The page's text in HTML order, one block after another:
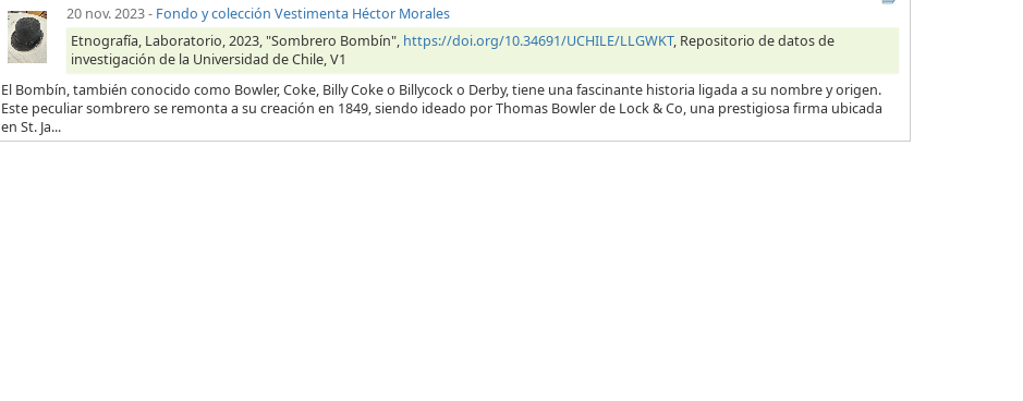
20 nov. 2023- Fondo y colección Vestimenta Héctor Morales
Etnografía, Laboratorio, 2023, "Sombrero Bombín", https://doi.org/10.34691/UCHILE/LLGWKT, Repositorio de datos de
investigación de la Universidad de Chile, V1
El Bombín, también conocido como Bowler, Coke, Billy Coke o Billycock o Derby, tiene una fascinante historia ligada a su nombre y origen.
Este peculiar sombrero se remonta a su creación en 1849, siendo ideado por Thomas Bowler de Lock & Co, una prestigiosa firma ubicada
en St. Ja...